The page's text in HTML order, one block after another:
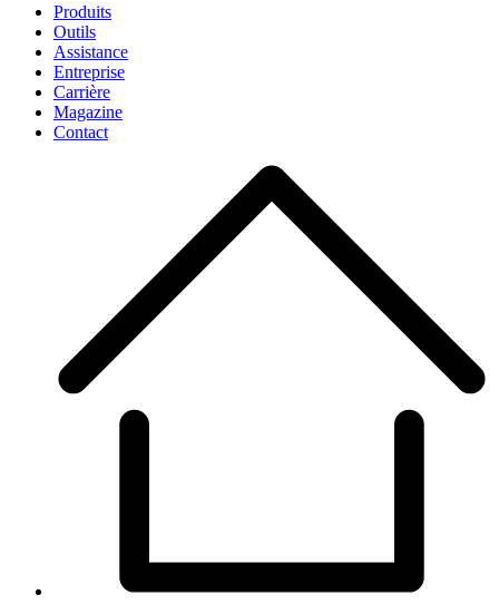
Produits
Outils
Assistance
Entreprise
Carrière
Magazine
Contact